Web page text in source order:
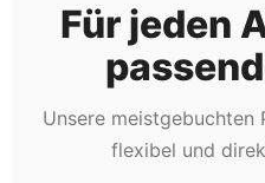
Für jeden
Unsere meistgebuchten
flexibel und